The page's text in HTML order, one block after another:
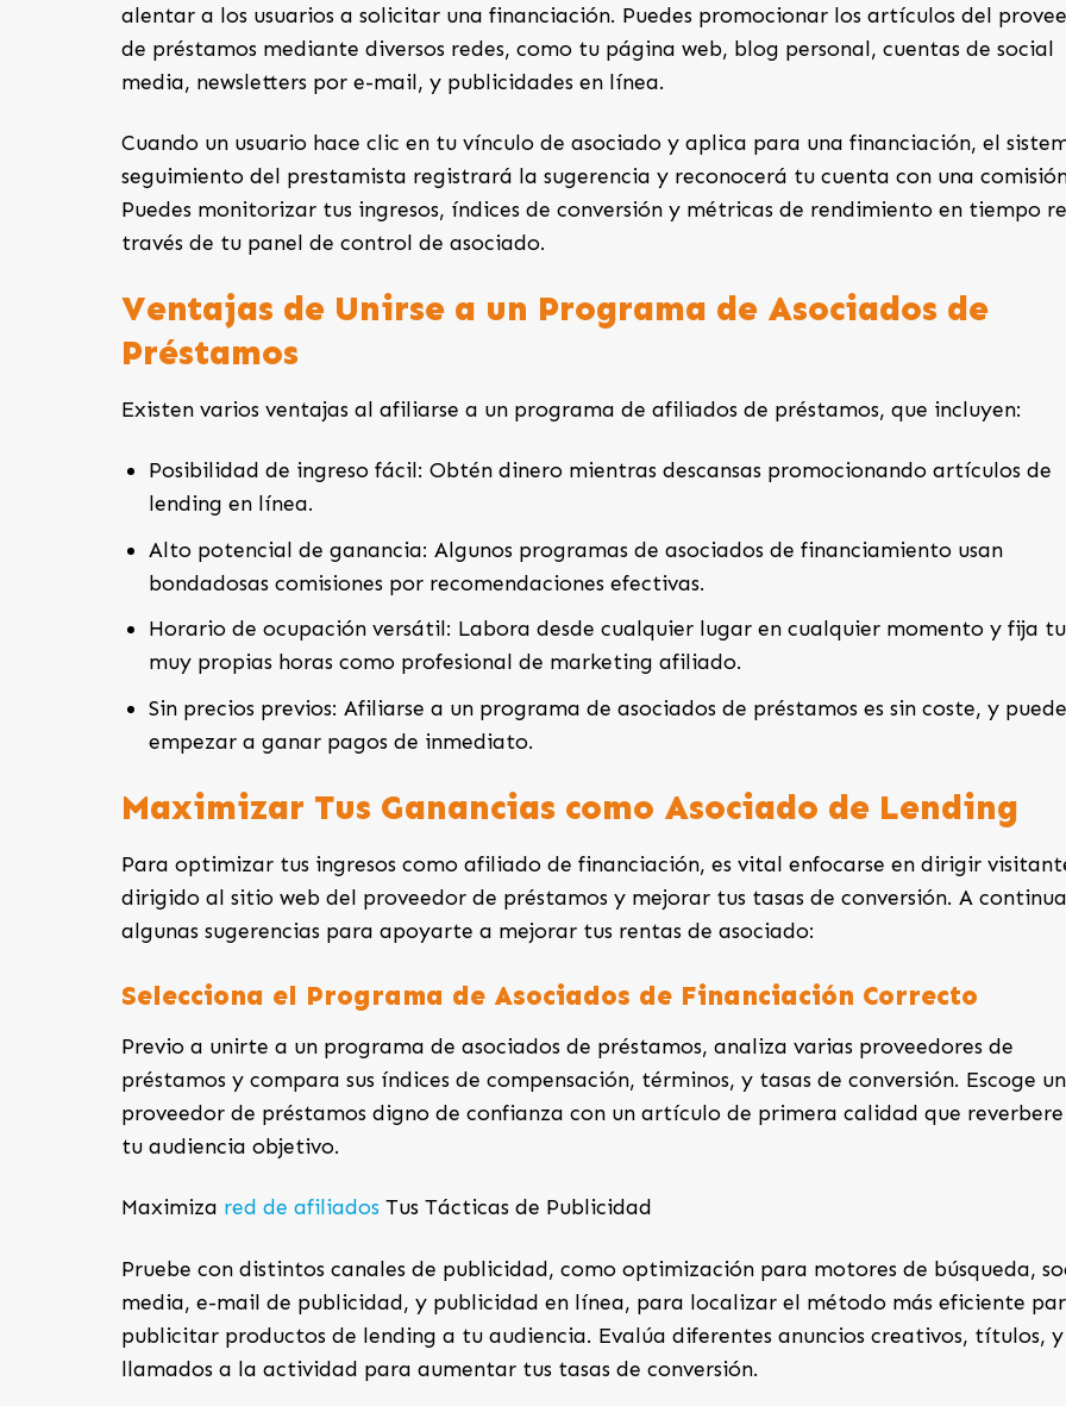
alentar a los usuarios a solicitar una financiación. Puedes promocionar los artículos del
de préstamos mediante diversos redes, como tu página web, blog personal, cuentas de social
media, newsletters por e-mail, y publicidades en línea.
Cuando un usuario hace clic en tu vínculo de asociado y aplica para una financiación, el
seguimiento del prestamista registrará la sugerencia y reconocerá tu cuenta con una
Puedes monitorizar tus ingresos, índices de conversión y métricas de rendimiento en tiempo
través de tu panel de control de asociado.
Ventajas de Unirse a un Programa de Asociados de
Préstamos
Existen varios ventajas al afiliarse a un programa de afiliados de préstamos, que incluyen:
Posibilidad de ingreso fácil: Obtén dinero mientras descansas promocionando artículos de
lending en línea.
Alto potencial de ganancia: Algunos programas de asociados de financiamiento usan
bondadosas comisiones por recomendaciones efectivas.
Horario de ocupación versátil: Labora desde cualquier lugar en cualquier momento y fija
muy propias horas como profesional de marketing afiliado.
Sin precios previos: Afiliarse a un programa de asociados de préstamos es sin coste, y
empezar a ganar pagos de inmediato.
Maximizar Tus Ganancias como Asociado de Lending
Para optimizar tus ingresos como afiliado de financiación, es vital enfocarse en dirigir
dirigido al sitio web del proveedor de préstamos y mejorar tus tasas de conversión. A
algunas sugerencias para apoyarte a mejorar tus rentas de asociado:
Selecciona el Programa de Asociados de Financiación Correcto
Previo a unirte a un programa de asociados de préstamos, analiza varias proveedores de
préstamos y compara sus índices de compensación, términos, y tasas de conversión. Escoge un
proveedor de préstamos digno de confianza con un artículo de primera calidad que
tu audiencia objetivo.
Maximiza red de afiliados Tus Tácticas de Publicidad
Pruebe con distintos canales de publicidad, como optimización para motores de búsqueda,
media, e-mail de publicidad, y publicidad en línea, para localizar el método más eficiente
publicitar productos de lending a tu audiencia. Evalúa diferentes anuncios creativos, títulos, y
llamados a la actividad para aumentar tus tasas de conversión.